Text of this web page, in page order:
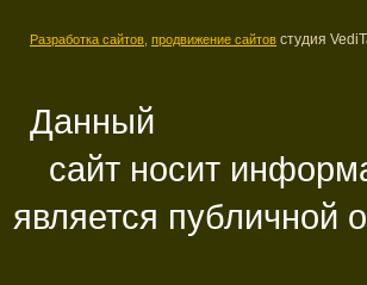
Разработка сайтов, продвижение сайтов студия
Данный
сайт носит
является публичной